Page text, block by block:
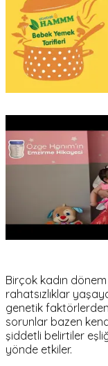
Birçok kadın
rahatsızlıklar
genetik
sorunlar bazen
şiddetli belirtiler
yönde etkiler.